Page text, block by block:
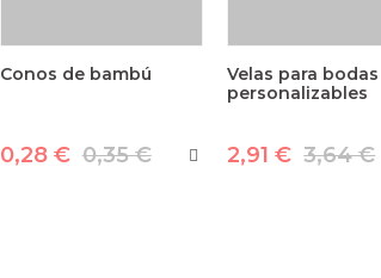
Conos de bambú
0,28 € 0,35 €
Velas para bodas
personalizables
2,91 € 3,64 €